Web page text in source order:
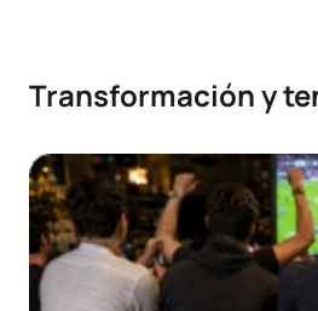
Transformación y